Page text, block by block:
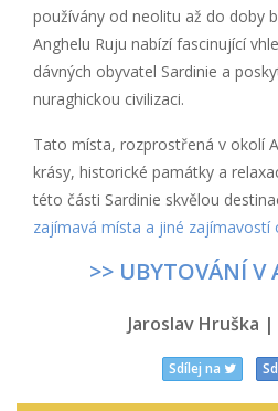
používány od neolitu až do doby
Anghelu Ruju nabízí fascinující
dávných obyvatel Sardinie a
nuraghickou civilizaci.
Tato místa, rozprostřená v okolí
krásy, historické památky a
této části Sardinie skvělou
zajímavá místa a jiné zajímavostí
>> UBYTOVÁNÍ V
Jaroslav Hruška |
Sdílej na